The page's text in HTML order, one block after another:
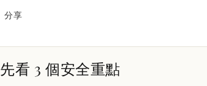
分享
先看 3 個安全重點